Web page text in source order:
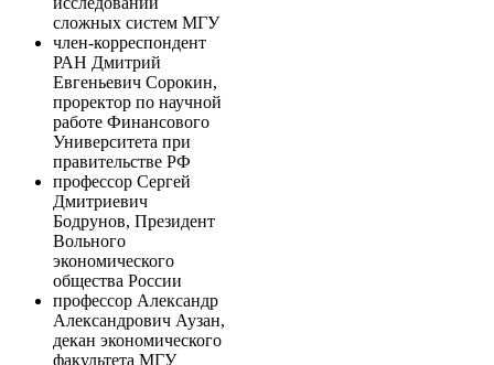
сложных систем МГУ
член-корреспондент
РАН Дмитрий
Евгеньевич Сорокин,
проректор по научной
работе Финансового
Университета при
правительстве РФ
профессор Сергей
Дмитриевич
Бодрунов, Президент
Вольного
экономического
общества России
профессор Александр
Александрович Аузан,
декан экономического
факультета МГУ